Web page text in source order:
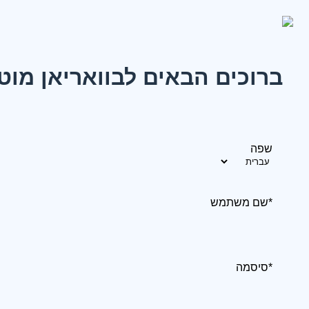
ברוכים הבאים לבוואריאן
שפה
*שם משתמש
*סיסמה